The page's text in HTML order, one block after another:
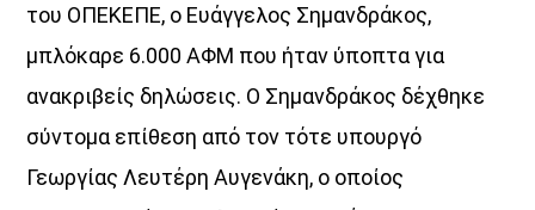
του ΟΠΕΚΕΠΕ, ο Ευάγγελος Σηµανδράκος,
µπλόκαρε 6.000 ΑΦΜ που ήταν ύποπτα για
ανακριβείς δηλώσεις. Ο Σηµανδράκος δέχθηκε
σύντοµα επίθεση από τον τότε υπουργό
Γεωργίας Λευτέρη Αυγενάκη, ο οποίος